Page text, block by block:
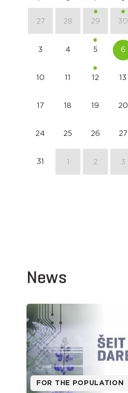
27 28 29 30
3 4 5 6
10 11 12 13
17 18 19 20
24 25 26 27
31 1 2 3
News
FOR THE POPULATION